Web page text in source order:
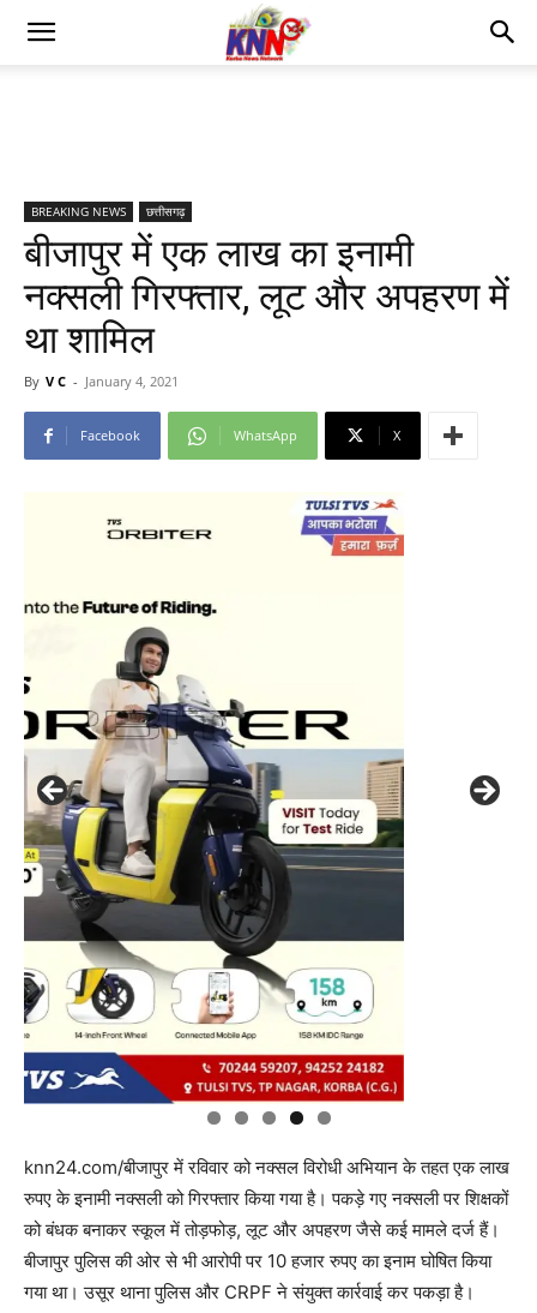
BREAKING NEWS छत्तीसगढ़
बीजापुर में एक लाख का इनामी
नक्सली गिरफ्तार, लूट और अपहरण में
था शामिल
By V C - January 4, 2021
Facebook WhatsApp X
knn24.com/बीजापुर में रविवार को नक्सल विरोधी अभियान के तहत एक लाख
रुपए के इनामी नक्सली को गिरफ्तार किया गया है। पकड़े गए नक्सली पर शिक्षकों
को बंधक बनाकर स्कूल में तोड़फोड़, लूट और अपहरण जैसे कई मामले दर्ज हैं।
बीजापुर पुलिस की ओर से भी आरोपी पर 10 हजार रुपए का इनाम घोषित किया
गया था। उसूर थाना पुलिस और CRPF ने संयुक्त कार्रवाई कर पकड़ा है।